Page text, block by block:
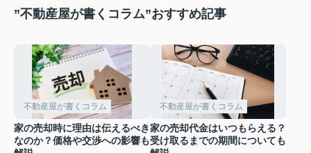
”不動産屋が書くコラム”おすすめ記事
不動産屋が書くコラム
家の売却時に理由は伝えるべき
なのか？価格や交渉への影響も
不動産屋が書くコラム
家の売却代金はいつもらえる？
受け取るまでの期間についても